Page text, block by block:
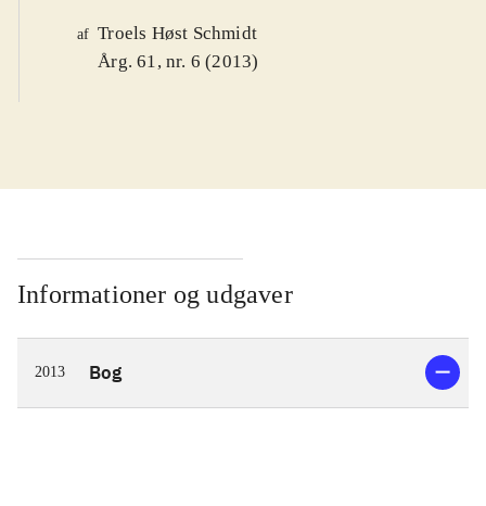
af Troels Høst Schmidt
Årg. 61, nr. 6 (2013)
Informationer og udgaver
2013 Bog